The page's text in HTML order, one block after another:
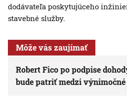
dodávateľa poskytujúceho
stavebné služby.
Môže vás zaujímať
Robert Fico po podpise
bude patriť medzi